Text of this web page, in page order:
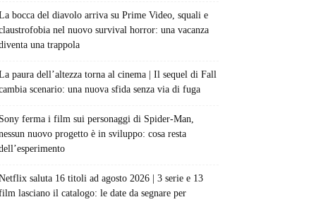
bocca del diavolo arriva su Prime Video, squali e
nel nuovo survival horror: una vacanza
una trappola
paura dell’altezza torna al cinema | Il sequel di Fall
scenario: una nuova sfida senza via di fuga
Sony ferma i film sui personaggi di Spider-Man,
nuovo progetto è in sviluppo: cosa resta
saluta 16 titoli ad agosto 2026 | 3 serie e 13
lasciano il catalogo: le date da segnare per